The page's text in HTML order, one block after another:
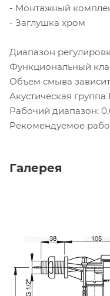
- Монтажный
- Заглушка хром
Диапазон
Функциональный
Объем смыва
Акустическая группа
Рабочий диапазон:
Рекомендуемое
Галерея